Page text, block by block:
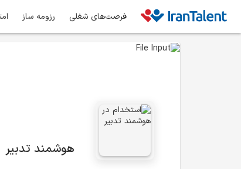
فرصت‌های شغلی رزومه ساز
هوشمند تدبیر